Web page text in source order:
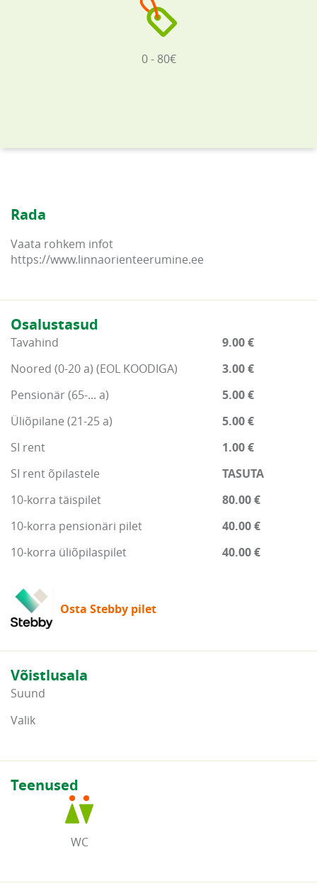
0 - 80€
Rada
Vaata rohkem infot
https://www.linnaorienteerumine.ee
Osalustasud
Tavahind
9.00 €
Noored (0-20 a) (EOL KOODIGA)
3.00 €
Pensionär (65-... a)
5.00 €
Üliõpilane (21-25 a)
5.00 €
SI rent
1.00 €
SI rent õpilastele
TASUTA
10-korra täispilet
80.00 €
10-korra pensionäri pilet
40.00 €
10-korra üliõpilaspilet
40.00 €
Osta Stebby pilet
Võistlusala
Suund
Valik
Teenused
WC